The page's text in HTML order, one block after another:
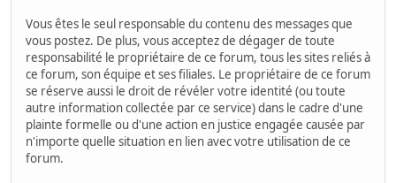
Vous êtes le seul responsable du contenu des messages que
vous postez. De plus, vous acceptez de dégager de toute
responsabilité le propriétaire de ce forum, tous les sites reliés à
ce forum, son équipe et ses filiales. Le propriétaire de ce forum
se réserve aussi le droit de révéler votre identité (ou toute
autre information collectée par ce service) dans le cadre d'une
plainte formelle ou d'une action en justice engagée causée par
n'importe quelle situation en lien avec votre utilisation de ce
forum.